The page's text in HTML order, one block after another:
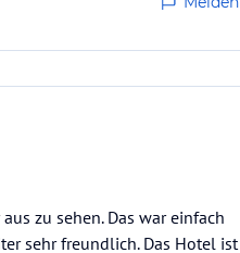
zu sehen. Das war einfach
sehr freundlich. Das Hotel ist